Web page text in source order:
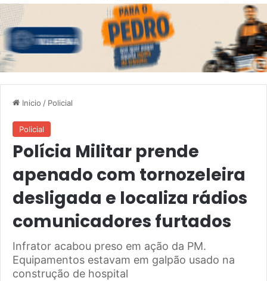
Inicio / Policial
Policial
Polícia Militar prende
apenado com tornozeleira
desligada e localiza rádios
comunicadores furtados
Infrator acabou preso em ação da PM.
Equipamentos estavam em galpão usado na
construção de hospital